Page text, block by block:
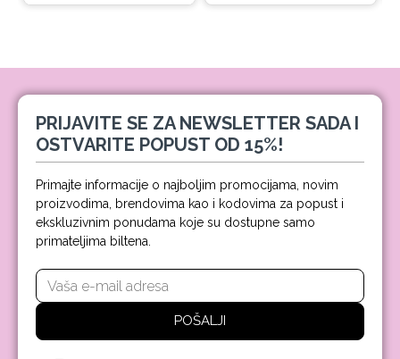
PRIJAVITE SE ZA NEWSLETTER SADA I
OSTVARITE POPUST OD 15%!
Primajte informacije o najboljim promocijama, novim
proizvodima, brendovima kao i kodovima za popust i
ekskluzivnim ponudama koje su dostupne samo
primateljima biltena.
POŠALJI